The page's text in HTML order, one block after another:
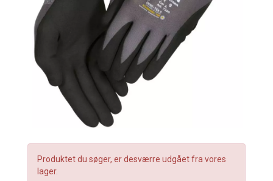
Produktet du søger, er desværre udgået fra vores
lager.